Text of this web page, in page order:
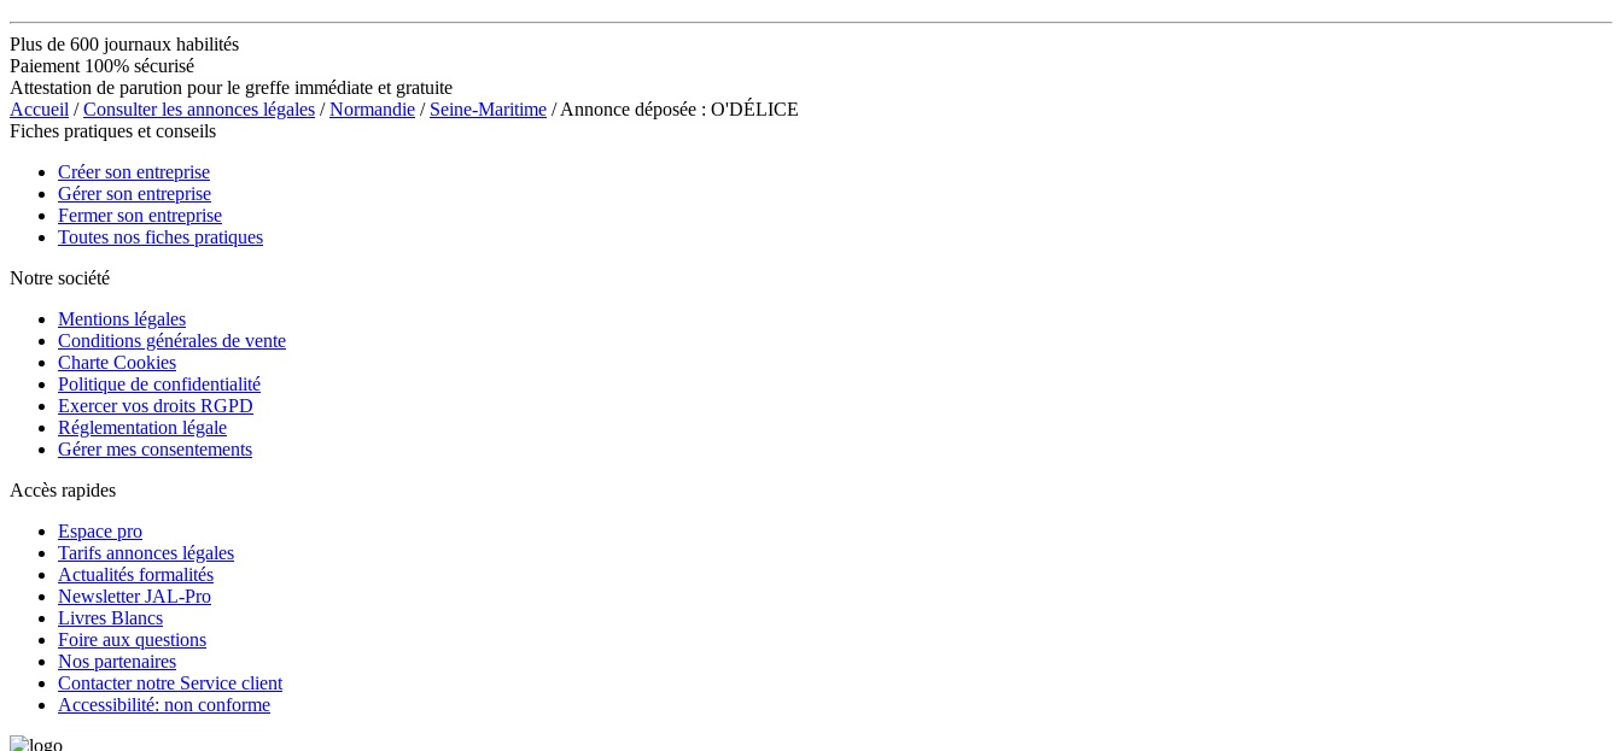
Plus de 600 journaux habilités
Paiement 100% sécurisé
Attestation de parution pour le greffe immédiate et gratuite
Accueil /Consulter les annonces légales /Normandie / Seine-Maritime / Annonce déposée : O'DÉLICE
Fiches pratiques et conseils
Créer son entreprise
Gérer son entreprise
Fermer son entreprise
Toutes nos fiches pratiques
Notre société
Mentions légales
Conditions générales de vente
Charte Cookies
Politique de confidentialité
Exercer vos droits RGPD
Réglementation légale
Gérer mes consentements
Accès rapides
Espace pro
Tarifs annonces légales
Actualités formalités
Newsletter JAL-Pro
Livres Blancs
Foire aux questions
Nos partenaires
Contacter notre Service client
Accessibilité: non conforme